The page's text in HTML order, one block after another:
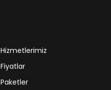
Hizmetlerimiz
Fiyatlar
Paketler